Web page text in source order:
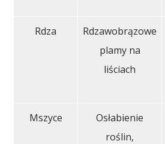
Rdza
Rdzawobrązowe
plamy na
liściach
Mszyce
Osłabienie
roślin,